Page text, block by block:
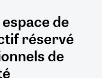
de
réservé
de